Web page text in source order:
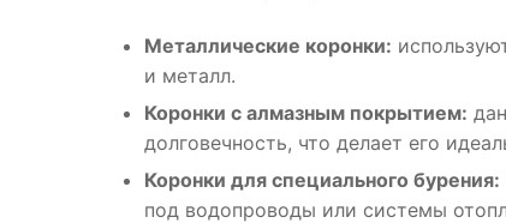
Металлические коронки:
и металл.
Коронки с алмазным покрытием:
долговечность, что делает его
Коронки для специального бурения:
под водопроводы или системы